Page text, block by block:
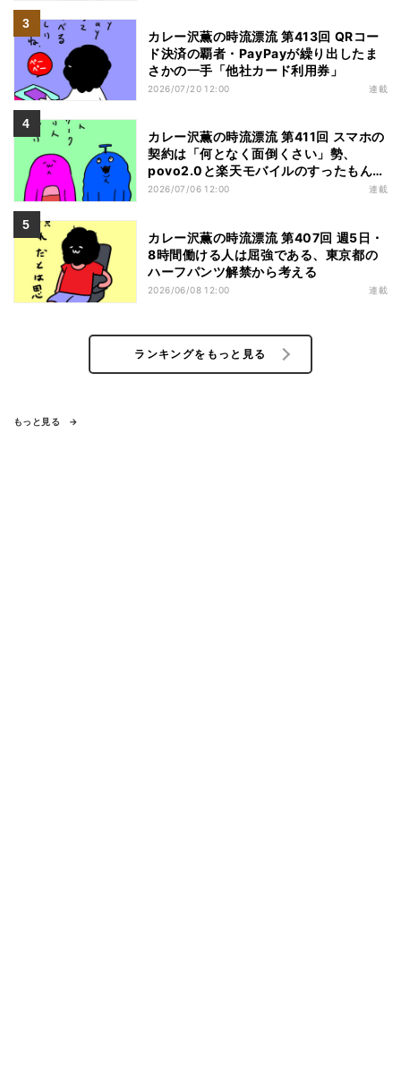
カレー沢薫の時流漂流 第413回 QRコー
ド決済の覇者・PayPayが繰り出したま
さかの一手「他社カード利用券」
2026/07/20 12:00 連載
カレー沢薫の時流漂流 第411回 スマホの
契約は「何となく面倒くさい」勢、
povo2.0と楽天モバイルのすったもんだ
を眺める
2026/07/06 12:00 連載
カレー沢薫の時流漂流 第407回 週5日・
8時間働ける人は屈強である、東京都の
ハーフパンツ解禁から考える
2026/06/08 12:00 連載
ランキングをもっと見る
もっと見る